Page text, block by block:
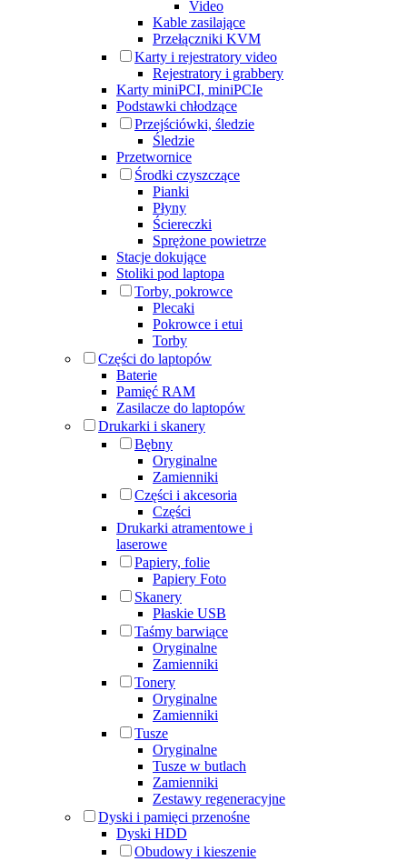
Video
Kable zasilające
Przełączniki KVM
Karty i rejestratory video
Rejestratory i grabbery
Karty miniPCI, miniPCIe
Podstawki chłodzące
Przejściówki, śledzie
Śledzie
Przetwornice
Środki czyszczące
Pianki
Płyny
Ściereczki
Sprężone powietrze
Stacje dokujące
Stoliki pod laptopa
Torby, pokrowce
Plecaki
Pokrowce i etui
Torby
Części do laptopów
Baterie
Pamięć RAM
Zasilacze do laptopów
Drukarki i skanery
Bębny
Oryginalne
Zamienniki
Części i akcesoria
Części
Drukarki atramentowe i
laserowe
Papiery, folie
Papiery Foto
Skanery
Płaskie USB
Taśmy barwiące
Oryginalne
Zamienniki
Tonery
Oryginalne
Zamienniki
Tusze
Oryginalne
Tusze w butlach
Zamienniki
Zestawy regeneracyjne
Dyski i pamięci przenośne
Dyski HDD
Obudowy i kieszenie